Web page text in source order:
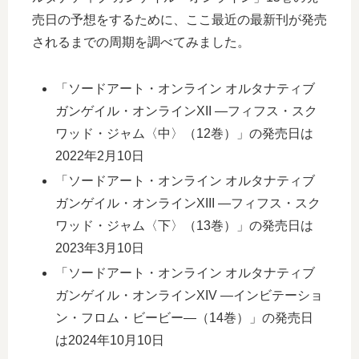
売日の予想をするために、ここ最近の最新刊が発売
されるまでの周期を調べてみました。
「ソードアート・オンライン オルタナティブ
ガンゲイル・オンラインXII ―フィフス・スク
ワッド・ジャム〈中〉（12巻）」の発売日は
2022年2月10日
「ソードアート・オンライン オルタナティブ
ガンゲイル・オンラインXIII ―フィフス・スク
ワッド・ジャム〈下〉（13巻）」の発売日は
2023年3月10日
「ソードアート・オンライン オルタナティブ
ガンゲイル・オンラインXIV ―インビテーショ
ン・フロム・ビービー―（14巻）」の発売日
は2024年10月10日